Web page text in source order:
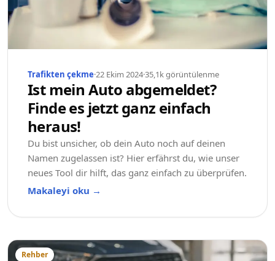
Trafikten çekme·22 Ekim 2024·35,1kgörüntülenme
Ist mein Auto abgemeldet?
Finde es jetzt ganz einfach
heraus!
Du bist unsicher, ob dein Auto noch auf deinen
Namen zugelassen ist? Hier erfährst du, wie unser
neues Tool dir hilft, das ganz einfach zu überprüfen.
Makaleyi oku →
Rehber